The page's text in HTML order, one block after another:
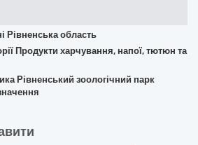
Рівненська область
Продукти харчування, напої, тютюн та
Рівненський зоологічний парк